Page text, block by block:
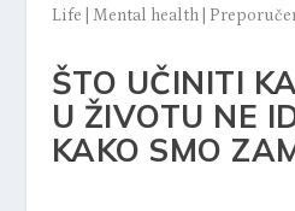
Life Mental health|
ŠTO UČINITI
U ŽIVOTU NE
KAKO SMO